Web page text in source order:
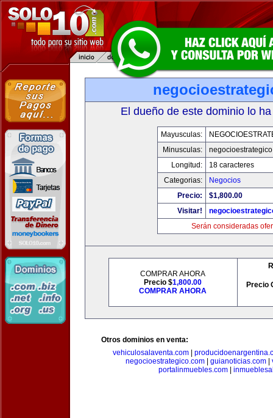
El dueño de este dominio lo
Mayusculas:
Minusculas:
Longitud:
18 caracteres
Categorias:
Negocios
Precio:
$1,800.00
Visitar!
Serán consideradas
COMPRAR AHORA
Precio $1,800.00
COMPRAR AHORA
Precio
Otros dominios en venta:
vehiculosalaventa.com
negocioestrategico.com| guianoticias.com|
portalinmuebles.com|